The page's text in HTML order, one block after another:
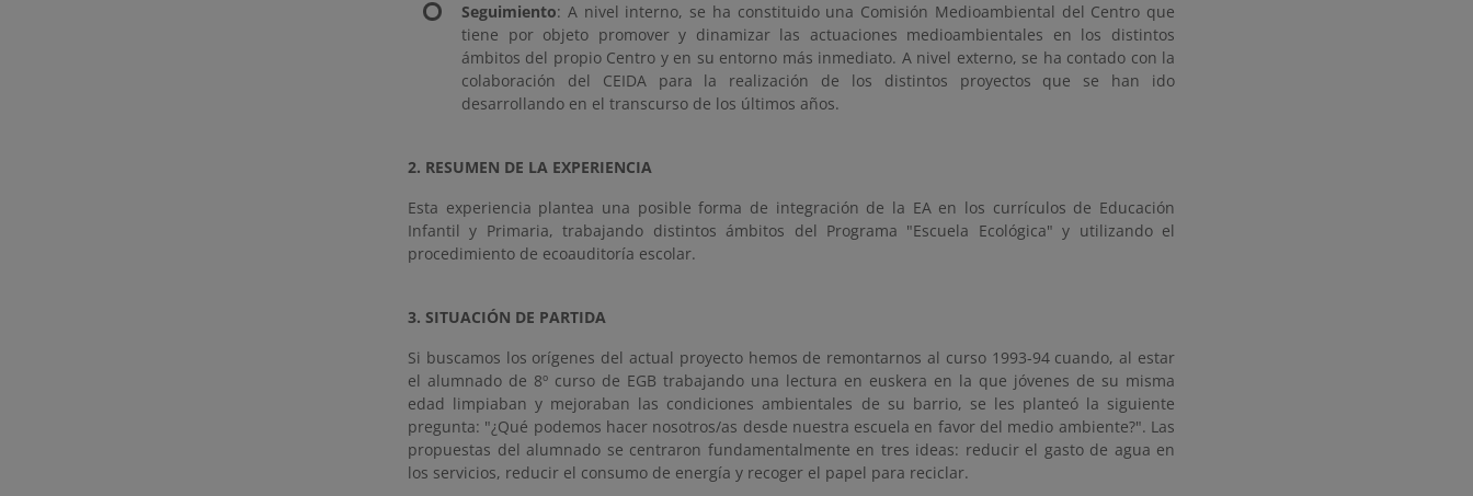
Seguimiento: A nivel interno, se ha constituido una Comisión Medioambiental del Centro que
tiene por objeto promover y dinamizar las actuaciones medioambientales en los distintos
ámbitos del propio Centro y en su entorno más inmediato. A nivel externo, se ha contado con la
colaboración del CEIDA para la realización de los distintos proyectos que se han ido
desarrollando en el transcurso de los últimos años.
2. RESUMEN DE LA EXPERIENCIA
Esta experiencia plantea una posible forma de integración de la EA en los currículos de Educación
Infantil y Primaria, trabajando distintos ámbitos del Programa "Escuela Ecológica" y utilizando el
procedimiento de ecoauditoría escolar.
3. SITUACIÓN DE PARTIDA
Si buscamos los orígenes del actual proyecto hemos de remontarnos al curso 1993-94 cuando, al estar
el alumnado de 8º curso de EGB trabajando una lectura en euskera en la que jóvenes de su misma
edad limpiaban y mejoraban las condiciones ambientales de su barrio, se les planteó la siguiente
pregunta: "¿Qué podemos hacer nosotros/as desde nuestra escuela en favor del medio ambiente?". Las
propuestas del alumnado se centraron fundamentalmente en tres ideas: reducir el gasto de agua en
los servicios, reducir el consumo de energía y recoger el papel para reciclar.